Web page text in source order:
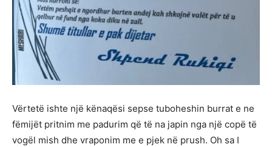
Vërtetë ishte një kënaqësi sepse tuboheshin burrat e ne
fëmijët pritnim me padurim që të na japin nga një copë të
vogël mish dhe vraponim me e pjek në prush. Oh sa I